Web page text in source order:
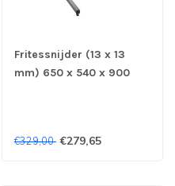
Fritessnijder (13 x 13
mm) 650 x 540 x 900
€329,00 €279,65